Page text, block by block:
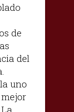
de
del
uno